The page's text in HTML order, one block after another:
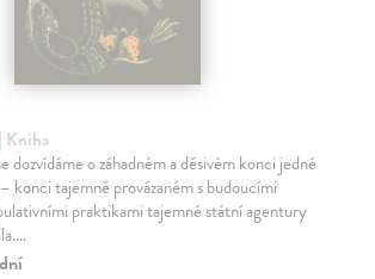
| Kniha
dozvídáme o záhadném a děsivém konci jedné
konci tajemně provázaném s budoucími
praktikami tajemné státní agentury